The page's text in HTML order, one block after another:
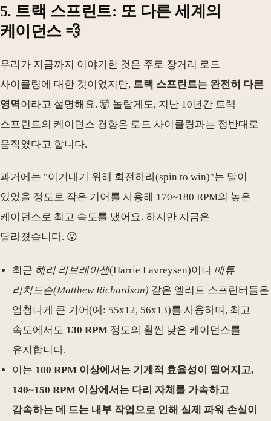
5. 트랙 스프린트: 또 다른 세계의
케이던스 💨
우리가 지금까지 이야기한 것은 주로 장거리 로드
사이클링에 대한 것이었지만, 트랙 스프린트는 완전히 다른
영역이라고 설명해요. 🤯 놀랍게도, 지난 10년간 트랙
스프린트의 케이던스 경향은 로드 사이클링과는 정반대로
움직였다고 합니다.
과거에는 "이겨내기 위해 회전하라(spin to win)"는 말이
있었을 정도로 작은 기어를 사용해 170~180 RPM의 높은
케이던스로 최고 속도를 냈어요. 하지만 지금은
달라졌습니다. 😮
최근 해리 라브레이센(Harrie Lavreysen)이나 매튜
리처드슨(Matthew Richardson) 같은 엘리트 스프린터들은
엄청나게 큰 기어(예: 55x12, 56x13)를 사용하며, 최고
속도에서도 130 RPM 정도의 훨씬 낮은 케이던스를
유지합니다.
이는 100 RPM 이상에서는 기계적 효율성이 떨어지고,
140~150 RPM 이상에서는 다리 자체를 가속하고
감속하는 데 드는 내부 작업으로 인해 실제 파워 손실이